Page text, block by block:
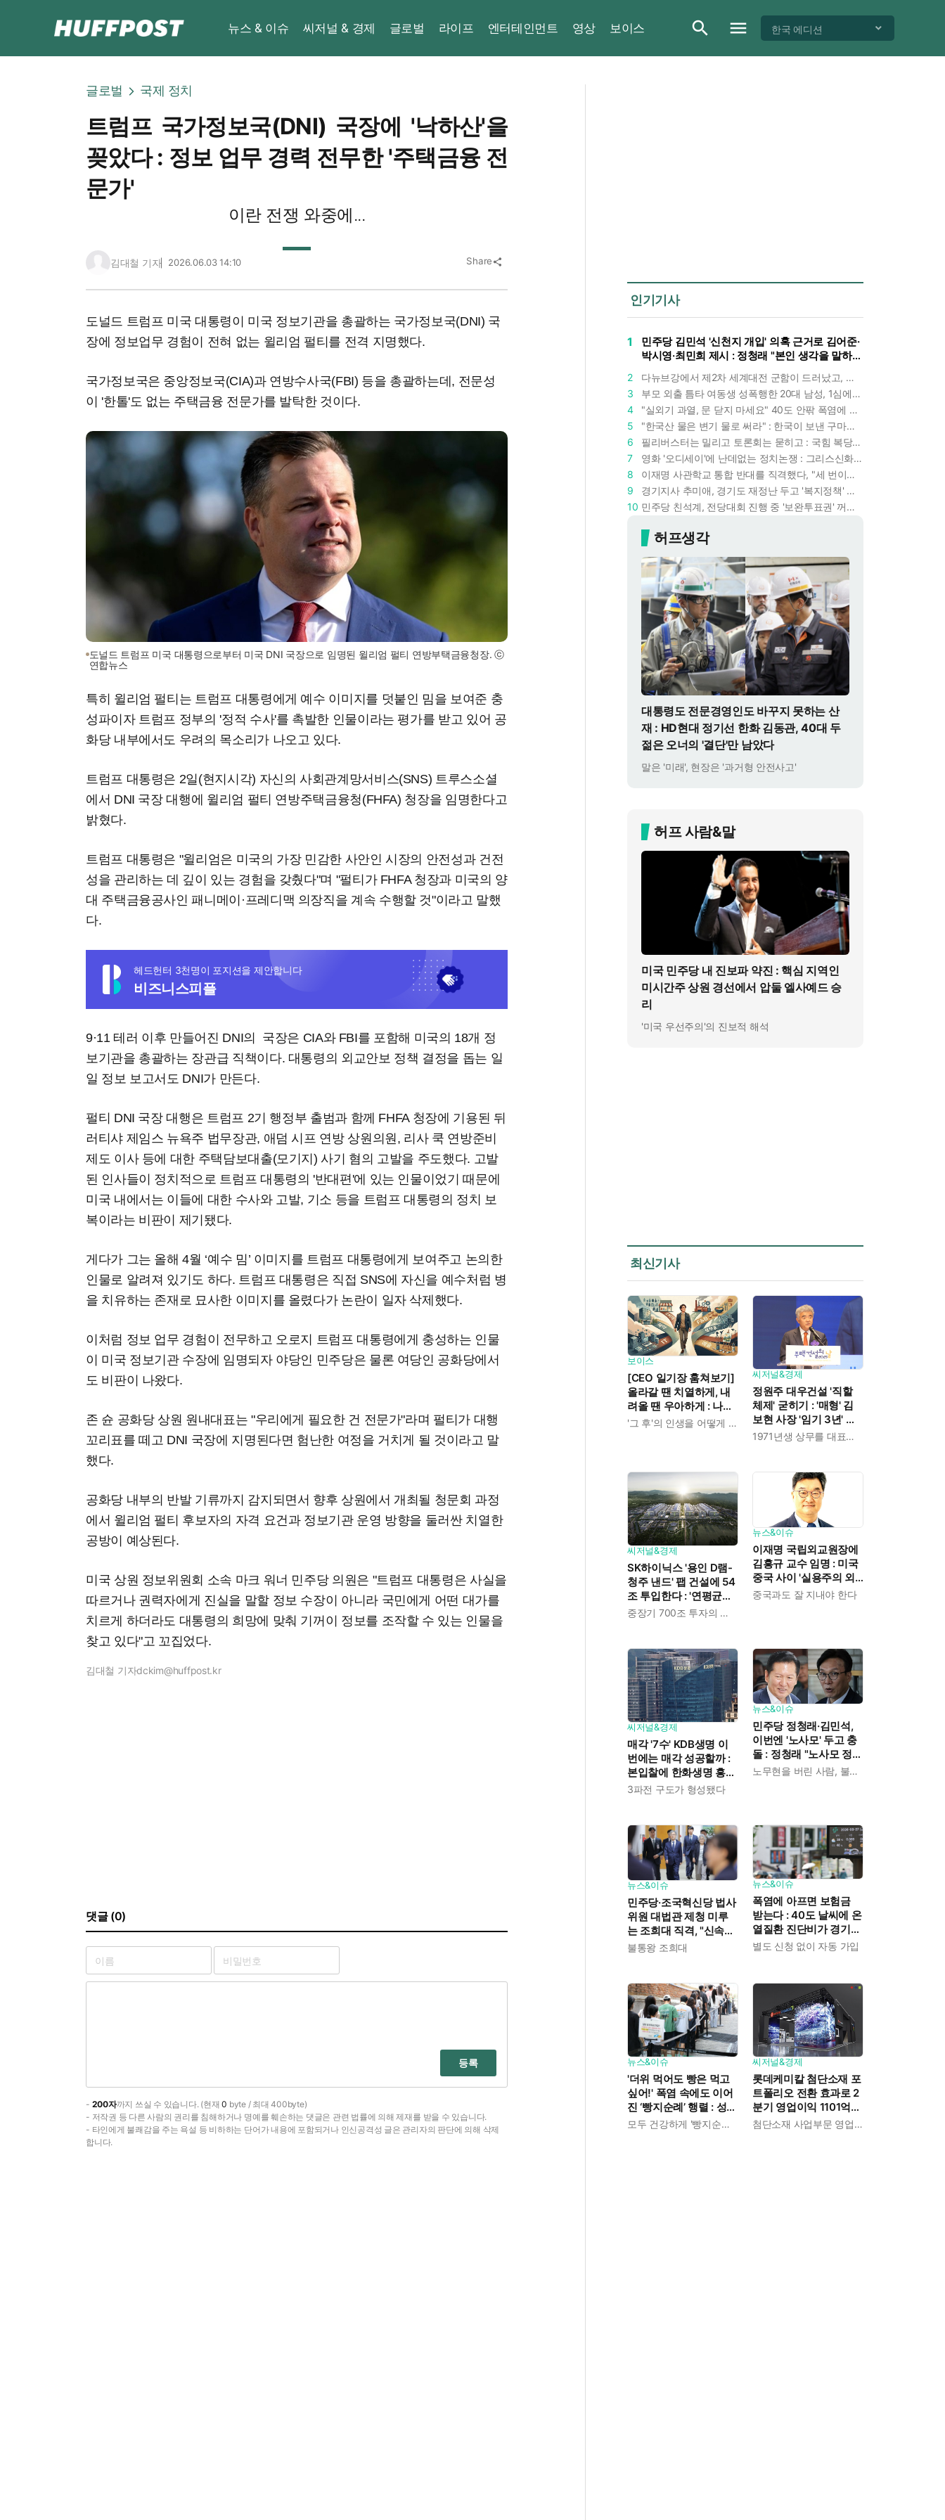
뉴스 & 이슈 씨저널 & 경제 글로벌 라이프 엔터테인먼트 영상 보이스 한국 에디션
글로벌 국제 정치
트럼프 국가정보국(DNI) 국장에 '낙하산'을
꽂았다 : 정보 업무 경력 전무한 '주택금융 전
문가'
이란 전쟁 와중에...
김대철 기자 2026.06.03 14:10 Share share
도널드 트럼프 미국 대통령이 미국 정보기관을 총괄하는 국가정보국(DNI) 국
장에 정보업무 경험이 전혀 없는 윌리엄 펄티를 전격 지명했다.
국가정보국은 중앙정보국(CIA)과 연방수사국(FBI) 등을 총괄하는데, 전문성
이 '한톨'도 없는 주택금융 전문가를 발탁한 것이다.
도널드 트럼프 미국 대통령으로부터 미국 DNI 국장으로 임명된 윌리엄 펄티 연방부택금융청장. ⓒ
연합뉴스
특히 윌리엄 펄티는 트럼프 대통령에게 예수 이미지를 덧붙인 밈을 보여준 충
성파이자 트럼프 정부의 '정적 수사'를 촉발한 인물이라는 평가를 받고 있어 공
화당 내부에서도 우려의 목소리가 나오고 있다.
트럼프 대통령은 2일(현지시각) 자신의 사회관계망서비스(SNS) 트루스소셜
에서 DNI 국장 대행에 윌리엄 펄티 연방주택금융청(FHFA) 청장을 임명한다고
밝혔다.
트럼프 대통령은 "윌리엄은 미국의 가장 민감한 사안인 시장의 안전성과 건전
성을 관리하는 데 깊이 있는 경험을 갖췄다"며 "펄티가 FHFA 청장과 미국의 양
대 주택금융공사인 패니메이·프레디맥 의장직을 계속 수행할 것"이라고 말했
다.
헤드헌터 3천명이 포지션을 제안합니다
비즈니스피플
9·11 테러 이후 만들어진 DNI의 국장은 CIA와 FBI를 포함해 미국의 18개 정
보기관을 총괄하는 장관급 직책이다. 대통령의 외교안보 정책 결정을 돕는 일
일 정보 보고서도 DNI가 만든다.
펄티 DNI 국장 대행은 트럼프 2기 행정부 출범과 함께 FHFA 청장에 기용된 뒤
러티샤 제임스 뉴욕주 법무장관, 애덤 시프 연방 상원의원, 리사 쿡 연방준비
제도 이사 등에 대한 주택담보대출(모기지) 사기 혐의 고발을 주도했다. 고발
된 인사들이 정치적으로 트럼프 대통령의 '반대편'에 있는 인물이었기 때문에
미국 내에서는 이들에 대한 수사와 고발, 기소 등을 트럼프 대통령의 정치 보
복이라는 비판이 제기됐다.
게다가 그는 올해 4월 ‘예수 밈’ 이미지를 트럼프 대통령에게 보여주고 논의한
인물로 알려져 있기도 하다. 트럼프 대통령은 직접 SNS에 자신을 예수처럼 병
을 치유하는 존재로 묘사한 이미지를 올렸다가 논란이 일자 삭제했다.
이처럼 정보 업무 경험이 전무하고 오로지 트럼프 대통령에게 충성하는 인물
이 미국 정보기관 수장에 임명되자 야당인 민주당은 물론 여당인 공화당에서
도 비판이 나왔다.
존 슌 공화당 상원 원내대표는 "우리에게 필요한 건 전문가"라며 펄티가 대행
꼬리표를 떼고 DNI 국장에 지명된다면 험난한 여정을 거치게 될 것이라고 말
했다.
공화당 내부의 반발 기류까지 감지되면서 향후 상원에서 개최될 청문회 과정
에서 윌리엄 펄티 후보자의 자격 요건과 정보기관 운영 방향을 둘러싼 치열한
공방이 예상된다.
미국 상원 정보위원회 소속 마크 워너 민주당 의원은 "트럼프 대통령은 사실을
따르거나 권력자에게 진실을 말할 정보 수장이 아니라 국민에게 어떤 대가를
치르게 하더라도 대통령의 희망에 맞춰 기꺼이 정보를 조작할 수 있는 인물을
찾고 있다"고 꼬집었다.
김대철 기자dckim@huffpost.kr
댓글 (0)
등록
- 200자까지 쓰실 수 있습니다. (현재0 byte / 최대 400byte)
- 저작권 등 다른 사람의 권리를 침해하거나 명예를 훼손하는 댓글은 관련 법률에 의해 제재를 받을 수 있습니다.
- 타인에게 불쾌감을 주는 욕설 등 비하하는 단어가 내용에 포함되거나 인신공격성 글은 관리자의 판단에 의해 삭제
합니다.
인기기사
1
민주당 김민석 '신천지 개입' 의혹 근거로 김어준·
박시영·최민희 제시 : 정청래 "본인 생각을 말하
2
다뉴브강에서 제2차 세계대전 군함이 드러났고, 포항 수돗물은 갑자기 짜졌다 : 폭염·가뭄이 만든 낯선 풍경
3
부모 외출 틈타 여동생 성폭행한 20대 남성, 1심에서 5년형 선고 : 친족 간 '암수범죄'의 심각성
4
"실외기 과열, 문 닫지 마세요" 40도 안팎 폭염에 쉼 없이 도는 에어컨 : 화재 위험 경고등!
5
"한국산 물은 변기 물로 써라" : 한국이 보낸 구마모토 지진 구호품에 한 일본인의 '어처구니 없는' 반응
6
필리버스터는 밀리고 토론회는 묻히고 : 국힘 복당 원하는 한동훈, '검사 정치'의 한계만 드러내나
7
영화 '오디세이'에 난데없는 정치논쟁 : 그리스신화 공간에서 '트럼프 전쟁의 참혹함'이 보인다
8
이재명 사관학교 통합 반대를 직격했다, "세 번이나 군사 쿠데타 했는데 압도적 지위"
9
경기지사 추미애, 경기도 재정난 두고 '복지정책' 탓하는 시선에 정면 반박 : "고령자와 아이 인구 급증"
10
민주당 친석계, 전당대회 진행 중 '보완투표권' 꺼냈다 : '사후 투표 허용' 무리수에 정청래 "투표 쿠데타"
허프생각
대통령도 전문경영인도 바꾸지 못하는 산
재 : HD현대 정기선 한화 김동관, 40대 두
젊은 오너의 '결단'만 남았다
말은 '미래', 현장은 '과거형 안전사고'
허프 사람&말
미국 민주당 내 진보파 약진 : 핵심 지역인
미시간주 상원 경선에서 압둘 엘사예드 승
리
'미국 우선주의'의 진보적 해석
최신기사
보이스
[CEO 일기장 훔쳐보기]
올라갈 땐 치열하게, 내
려올 땐 우아하게 : 나만
의 커리어 설계법
'그 후'의 인생을 어떻게 살 것인가
씨저널&경제
정원주 대우건설 '직할
체제' 굳히기 : '매형' 김
보현 사장 '임기 3년' 받
고 4개월 만에 물러났다
1971년생 상무를 대표이사로 발탁
씨저널&경제
SK하이닉스 '용인 D램-
청주 낸드' 팹 건설에 54
조 투입한다 : '연평균
19% 성장' 메모리 수요중장기 700조 투자의 단계적 이행
뉴스&이슈
이재명 국립외교원장에
김흥규 교수 임명 : 미국
중국 사이 '실용주의 외
교론' 강조한 인물이다
중국과도 잘 지내야 한다
씨저널&경제
매각 '7수' KDB생명 이
번에는 매각 성공할까 :
본입찰에 한화생명 흥국
생명 한국금융지주 최종
3파전 구도가 형성됐다
뉴스&이슈
민주당 정청래·김민석,
이번엔 '노사모' 두고 충
돌 : 정청래 "노사모 정신
으로 승리" vs 김민석 측노무현을 버린 사람, 불편하겠지
뉴스&이슈
민주당·조국혁신당 법사
위원 대법관 제청 미루
는 조희대 직격, "신속한
재판 약속도 저버려"
불통왕 조희대
뉴스&이슈
폭염에 아프면 보험금
받는다 : 40도 날씨에 온
열질환 진단비가 경기도
민에게 주어진다
별도 신청 없이 자동 가입
뉴스&이슈
'더위 먹어도 빵은 먹고
싶어!' 폭염 속에도 이어
진 ‘빵지순례’ 행렬 : 성심
당이 대기 손님 위해 준모두 건강하게 '빵지순례' 마치시길.
씨저널&경제
롯데케미칼 첨단소재 포
트폴리오 전환 효과로 2
분기 영업이익 1101억
흑자전환 : 대산·여수 사첨단소재 사업부문 영업이익 1325억 원